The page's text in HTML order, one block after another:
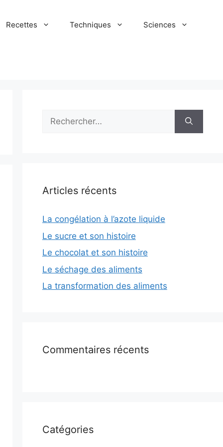
Recettes Techniques Sciences
Rechercher :
Articles récents
La congélation à l’azote liquide
Le sucre et son histoire
Le chocolat et son histoire
Le séchage des aliments
La transformation des aliments
Commentaires récents
Catégories